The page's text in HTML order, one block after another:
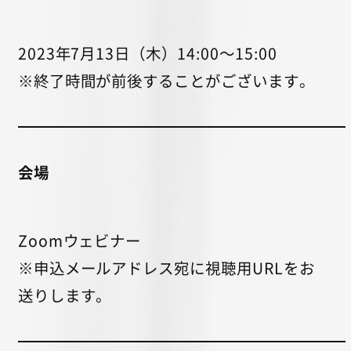
2023年7月13日（木）14:00〜15:00
※終了時間が前後することがございます。
会場
Zoomウェビナー
※申込メールアドレス宛に視聴用URLをお
送りします。